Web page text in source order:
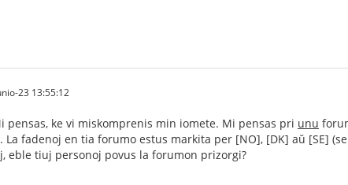
23 13:55:12
pensas, ke vi miskomprenis min iomete. Mi pensas pri unu
La fadenoj en tia forumo estus markita per [NO], [DK] aŭ [SE]
eble tiuj personoj povus la forumon prizorgi?